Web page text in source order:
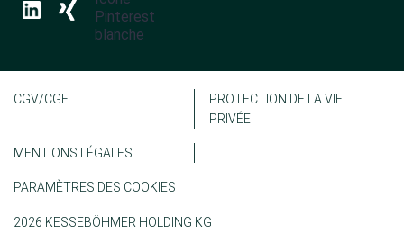
CGV/CGE
PROTECTION DE LA VIE
PRIVÉE
MENTIONS LÉGALES
PARAMÈTRES DES COOKIES
2026 KESSEBÖHMER HOLDING KG